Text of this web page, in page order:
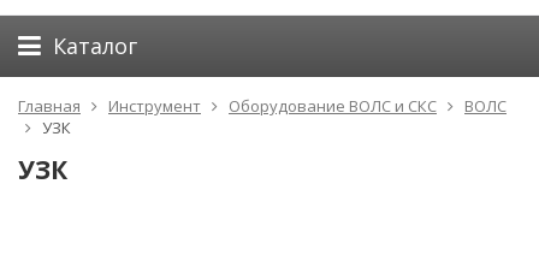
Каталог
Главная Инструмент Оборудование ВОЛС и СКС
ВОЛС
УЗК
УЗК